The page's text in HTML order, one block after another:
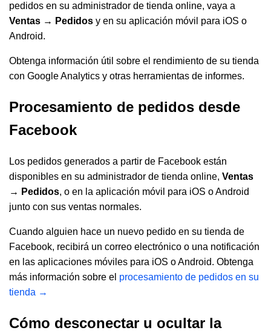
pedidos en su administrador de tienda online, vaya a
Ventas → Pedidos y en su aplicación móvil para iOS o
Android.
Obtenga información útil sobre el rendimiento de su tienda
con Google Analytics y otras herramientas de informes.
Procesamiento de pedidos desde
Facebook
Los pedidos generados a partir de Facebook están
disponibles en su administrador de tienda online, Ventas
→ Pedidos, o en la aplicación móvil para iOS o Android
junto con sus ventas normales.
Cuando alguien hace un nuevo pedido en su tienda de
Facebook, recibirá un correo electrónico o una notificación
en las aplicaciones móviles para iOS o Android. Obtenga
más información sobre el procesamiento de pedidos en su
tienda →
Cómo desconectar u ocultar la